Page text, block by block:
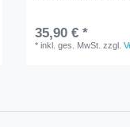
35,90 € *
*inkl. ges. MwSt. zzgl.